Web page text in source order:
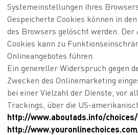
Systemeinstellungen ihres
Gespeicherte Cookies können in
des Browsers gelöscht werden. Der
Cookies kann zu
Onlineangebotes führen.
Ein genereller Widerspruch gegen
Zwecken des Onlinemarketing
bei einer Vielzahl der Dienste, vor
Trackings, über die US-
http://www.aboutads.info/choices/
http://